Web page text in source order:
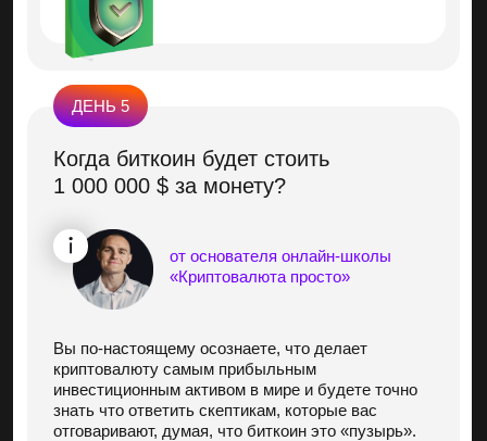
Илья Сдобников — дипломированный
крипто-инвестор